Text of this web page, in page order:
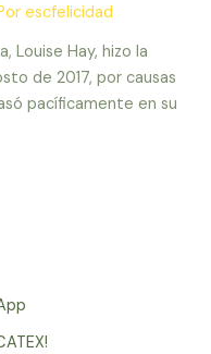
escfelicidad
Louise Hay, hizo la
de 2017, por causas
pacíficamente en su